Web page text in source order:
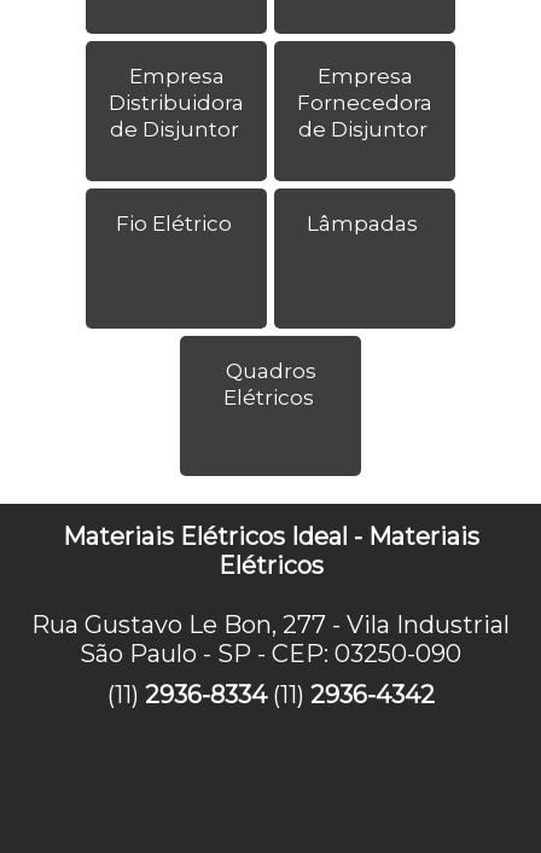
Empresa
Distribuidora
de Disjuntor
Empresa
Fornecedora
de Disjuntor
Fio Elétrico Lâmpadas
Quadros
Elétricos
Materiais Elétricos Ideal - Materiais
Elétricos
Rua Gustavo Le Bon, 277 - Vila Industrial
São Paulo - SP - CEP: 03250-090
(11) 2936-8334 (11) 2936-4342